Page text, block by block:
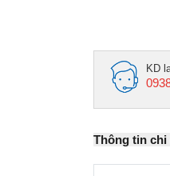
KD
Thông tin chi